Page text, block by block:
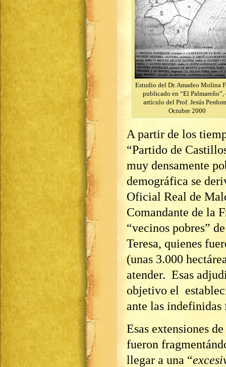
Estudio del Dr. Amadeo Molina
publicado en “El Palmareño”,
artículo del Prof. Jesús
Octubre 2000
A partir de los
“Partido de
muy densamente
demográfica se
Oficial Real de
Comandante de la
“vecinos pobres”
Teresa, quienes
(unas 3.000
atender. Esas
objetivo el
ante las
Esas extensiones
fueron
llegar a una “